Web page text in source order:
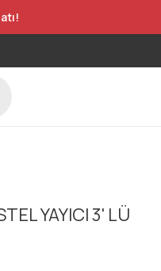
YAYICI 3' LÜ